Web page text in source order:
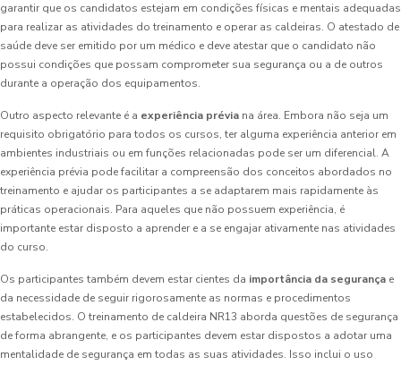
garantir que os candidatos estejam em condições físicas e mentais adequadas
para realizar as atividades do treinamento e operar as caldeiras. O atestado de
saúde deve ser emitido por um médico e deve atestar que o candidato não
possui condições que possam comprometer sua segurança ou a de outros
durante a operação dos equipamentos.
Outro aspecto relevante é a experiência prévia na área. Embora não seja um
requisito obrigatório para todos os cursos, ter alguma experiência anterior em
ambientes industriais ou em funções relacionadas pode ser um diferencial. A
experiência prévia pode facilitar a compreensão dos conceitos abordados no
treinamento e ajudar os participantes a se adaptarem mais rapidamente às
práticas operacionais. Para aqueles que não possuem experiência, é
importante estar disposto a aprender e a se engajar ativamente nas atividades
do curso.
Os participantes também devem estar cientes da importância da segurança e
da necessidade de seguir rigorosamente as normas e procedimentos
estabelecidos. O treinamento de caldeira NR13 aborda questões de segurança
de forma abrangente, e os participantes devem estar dispostos a adotar uma
mentalidade de segurança em todas as suas atividades. Isso inclui o uso